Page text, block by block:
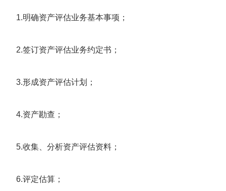
1.明确资产评估业务基本事项；
2.签订资产评估业务约定书；
3.形成资产评估计划；
4.资产勘查；
5.收集、分析资产评估资料；
6.评定估算；